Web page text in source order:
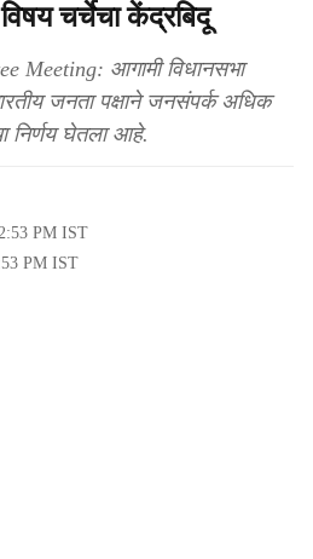
चर्चेचा केंद्रबिदू
Meeting: आगामी विधानसभा
जनता पक्षाने जनसंपर्क अधिक
निर्णय घेतला आहे.
PM IST
PM IST